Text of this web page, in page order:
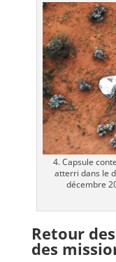
4. Capsule
atterri dans le
décembre
Retour
des